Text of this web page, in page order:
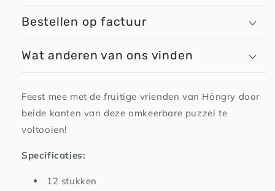
Bestellen op factuur
Wat anderen van ons vinden
Feest mee met de fruitige vrienden van Höngry door
beide kanten van deze omkeerbare puzzel te
voltooien!
Specificaties:
12 stukken